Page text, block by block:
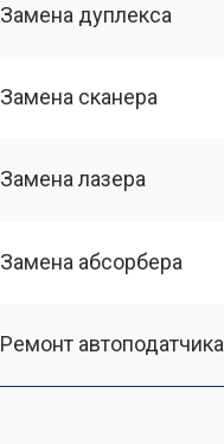
Замена дуплекса
Замена сканера
Замена лазера
Замена абсорбера
Ремонт автоподатчика